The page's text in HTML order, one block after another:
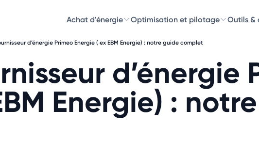
Achat d'énergie Optimisation et pilotage Outils &
d’énergie Primeo Energie ( ex EBM Energie) : notre guide complet
d’énergie
Energie) :
Choisissez les